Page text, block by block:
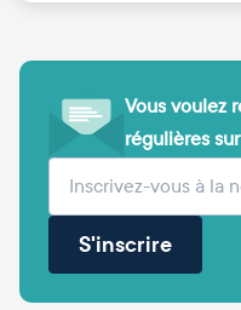
Vous voulez
régulières
Votre adresse e-mail
S'inscrire